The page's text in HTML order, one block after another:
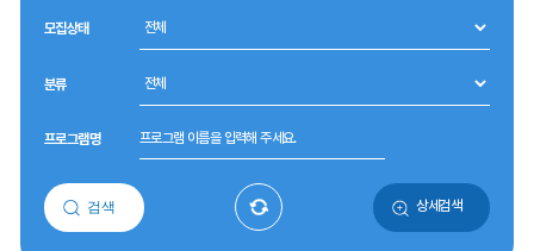
모집상태
분류
프로그램명
검색 상세검색